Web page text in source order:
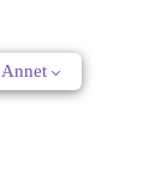
Annet